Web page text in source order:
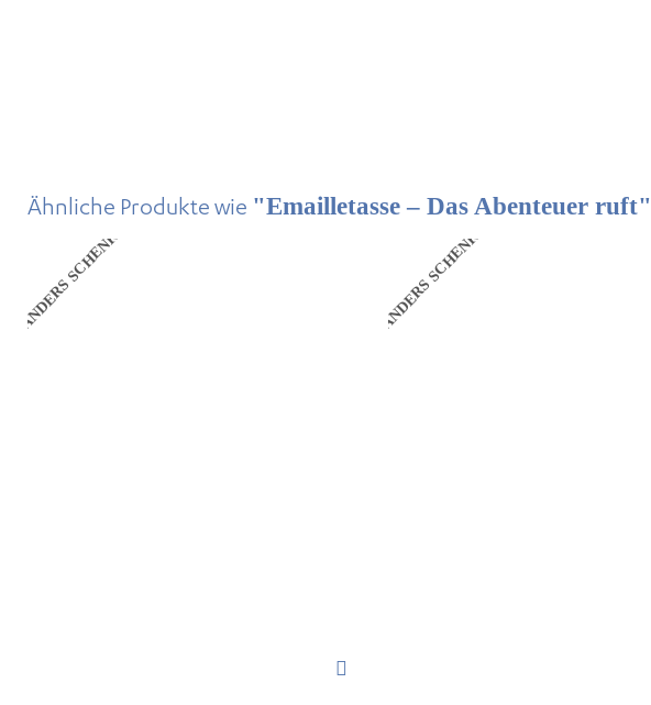
Ähnliche Produkte wie "Emailletasse – Das Abenteuer ruft"
ANDERS SCHENKEN ANDERS SCHENKEN